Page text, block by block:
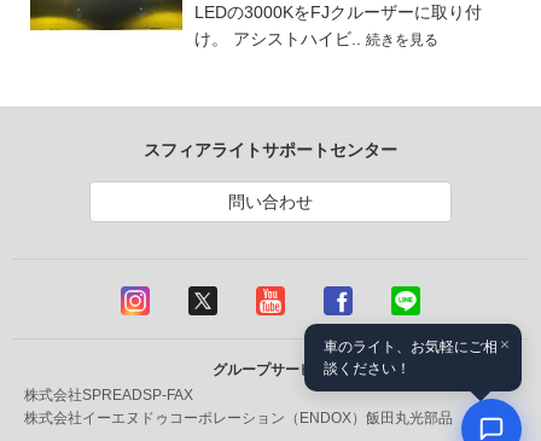
LEDの3000KをFJクルーザーに取り付
け。 アシストハイビ.. 続きを見る
スフィアライトサポートセンター
問い合わせ
グループサービス
株式会社SPREADSP-FAX
株式会社イーエヌドゥコーポレーション（ENDOX） 飯田丸光部品
×
車のライト、お気軽にご相
談ください！